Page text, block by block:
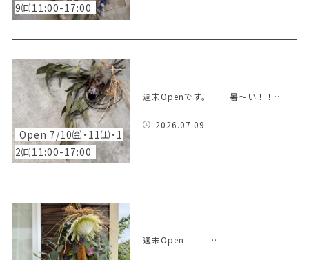
9㈰11:00-17:00
Open 7/10㈮･11㈯･1
2㈰11:00-17:00
週末Openです。 暑〜い！！…
2026.07.09
週末Open …